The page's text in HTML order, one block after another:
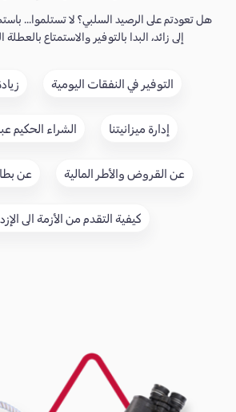
هل تعودتم على الرصيد السلبي؟ لا تستلموا...
إلى زائد، البدا بالتوفير والاستمتاع بالعطلة
التوفير في النفقات اليومية
إدارة ميزانيتنا الشراء الحكيم
عن القروض والأطر المالية عن
كيفية التقدم من الأزمة الى